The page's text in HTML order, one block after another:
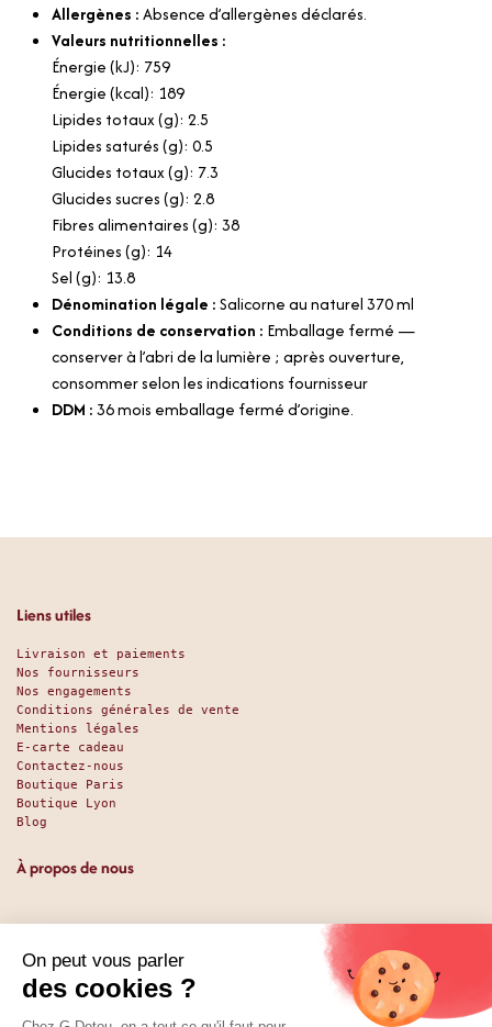
Allergènes :Absence d’allergènes déclarés.
Valeurs nutritionnelles :
Énergie (kJ): 759
Énergie (kcal): 189
Lipides totaux (g): 2.5
Lipides saturés (g): 0.5
Glucides totaux (g): 7.3
Glucides sucres (g): 2.8
Fibres alimentaires (g): 38
Protéines (g): 14
Sel (g): 13.8
Dénomination légale :Salicorne au naturel 370 ml
Conditions de conservation : Emballage fermé —
conserver à l’abri de la lumière ; après ouverture,
consommer selon les indications fournisseur
DDM :36 mois emballage fermé d’origine.
Liens utiles
Livraison et paiements
Nos fournisseurs
Nos engagements
Conditions générales de vente
Mentions légales
E-carte cadeau
Contactez-nous
Boutique Paris
Boutique Lyon
Blog
À propos de nous
Depuis 1951, nous accueillons les gourmands et les gourmets
en leur promettant des produits de qualité au meilleur
prix. Que vous soyez des pros ou des particuliers, que vous
cherchiez du sucré ou du salé, nous avons sans doute ce
qu’il vous faut. Et même des choses que vous ne soupçonniez